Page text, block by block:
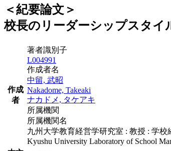
＜紀要論文＞
校長のリーダーシップスタイ
作成
者
著者識別子
L004991
作成者名
中留, 武昭
Nakadome, Takeaki
ナカドメ, タケアキ
所属機関
所属機関名
九州大学教育経営学研究室 : 教授 : 学
Kyushu University Laboratory of School